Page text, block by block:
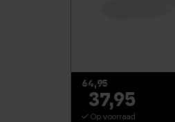
64,95
37,95
Op voorraad